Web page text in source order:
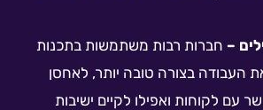
– חברות רבות משתמשות בתכנות
העבודה בצורה טובה יותר, לאחסן
עם לקוחות ואפילו לקיים ישיבות